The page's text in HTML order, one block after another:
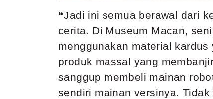
“Jadi ini semua berawal dari
cerita. Di Museum Macan,
menggunakan material
produk massal yang
sanggup membeli mainan
sendiri mainan versinya.